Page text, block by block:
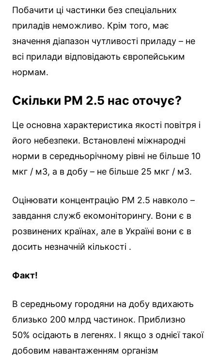
Побачити ці частинки без спеціальних
приладів неможливо. Крім того, має
значення діапазон чутливості приладу – не
всі прилади відповідають європейським
нормам.
Скільки РМ 2.5 нас оточує?
Це основна характеристика якості повітря і
його небезпеки. Встановлені міжнародні
норми в середньорічному рівні не більше 10
мкг / м3, а в добу – не більше 25 мкг / м3.
Оцінювати концентрацію РМ 2.5 навколо –
завдання служб екомоніторингу. Вони є в
розвинених країнах, але в Україні вони є в
досить незначній кількості .
Факт!
В середньому городяни на добу вдихають
близько 200 млрд частинок. Приблизно
50% осідають в легенях. І якщо з однієї такої
добовим навантаженням організм